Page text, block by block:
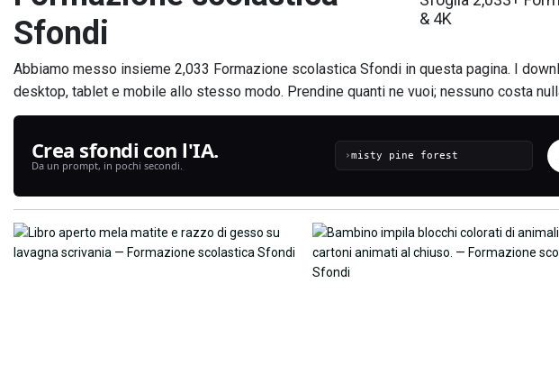
Sfondi
& 4K
Abbiamo messo insieme 2,033 Formazione scolastica Sfondi in questa pagina. I
desktop, tablet e mobile allo stesso modo. Prendine quanti ne vuoi; nessuno costa
Crea sfondi con l'IA.
Da un prompt, in pochi secondi.
›